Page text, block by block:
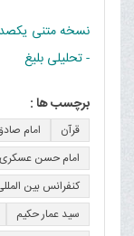
نسخه متنی یکصد
- تحلیلی بلیغ
برچسب ها :
قرآن امام
امام حسن عسکری
کنفرانس بین
سید عمار حکیم